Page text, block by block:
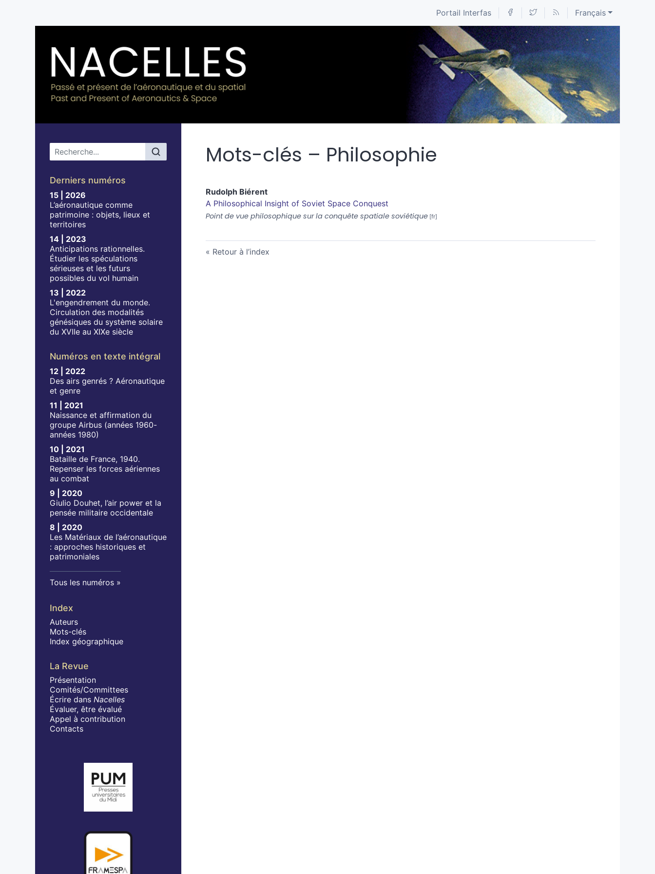
Portail Interfas Français
Menu principal
Derniers numéros
15 | 2026
L’aéronautique comme
patrimoine : objets, lieux et
territoires
14 | 2023
Anticipations rationnelles.
Étudier les spéculations
sérieuses et les futurs
possibles du vol humain
13 | 2022
L'engendrement du monde.
Circulation des modalités
génésiques du système solaire
du XVIIe au XIXe siècle
Numéros en texte intégral
12 | 2022
Des airs genrés ? Aéronautique
et genre
11 | 2021
Naissance et affirmation du
groupe Airbus (années 1960-
années 1980)
10 | 2021
Bataille de France, 1940.
Repenser les forces aériennes
au combat
9 | 2020
Giulio Douhet, l’air power et la
pensée militaire occidentale
8 | 2020
Les Matériaux de l’aéronautique
: approches historiques et
patrimoniales
Tous les numéros
Index
Auteurs
Mots-clés
Index géographique
La Revue
Présentation
Comités/Committees
Écrire dans Nacelles
Évaluer, être évalué
Appel à contribution
Contacts
Mots-clés – Philosophie
Rudolph Biérent
A Philosophical Insight of Soviet Space Conquest
Point de vue philosophique sur la conquête spatiale soviétique
Retour à l’index